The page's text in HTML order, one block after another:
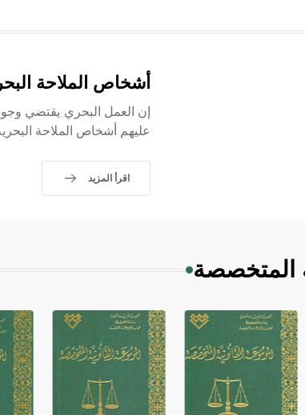
أشخاص الملاحة
إن العمل البحري يقتضي
عليهم أشخاص الملاحة
اقرأ المزيد
المتخصصة